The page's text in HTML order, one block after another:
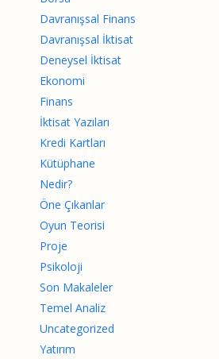
Davranışsal Finans
Davranışsal İktisat
Deneysel İktisat
Ekonomi
Finans
İktisat Yazıları
Kredi Kartları
Kütüphane
Nedir?
Öne Çıkanlar
Oyun Teorisi
Proje
Psikoloji
Son Makaleler
Temel Analiz
Uncategorized
Yatırım